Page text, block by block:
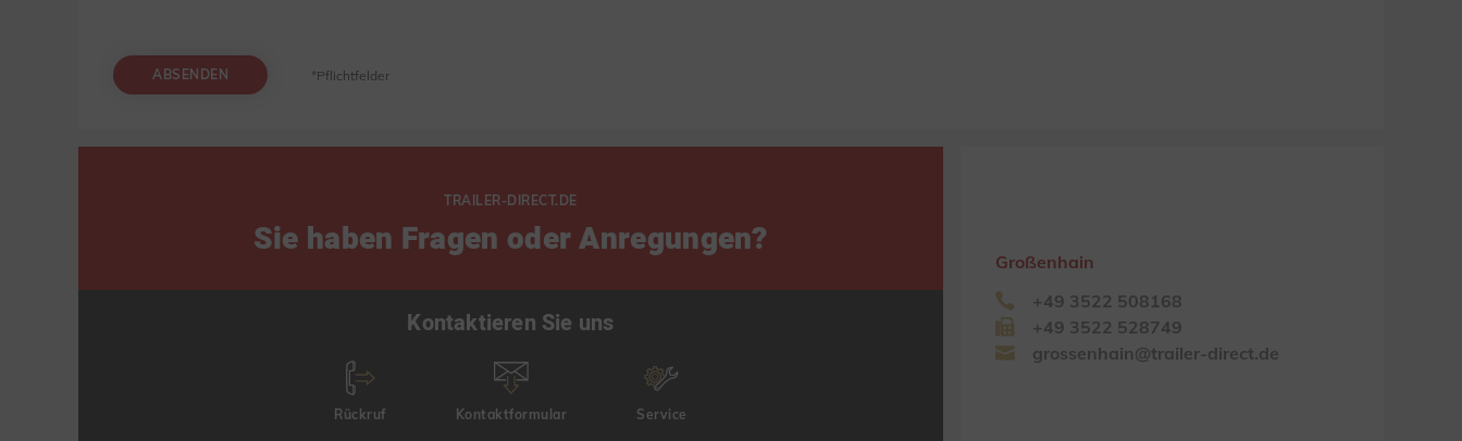
ABSENDEN *Pflichtfelder
TRAILER-DIRECT.DE
Sie haben Fragen oder Anregungen?
Kontaktieren Sie uns
Rückruf Kontaktformular Service
Großenhain
+49 3522 508168
+49 3522 528749
grossenhain@trailer-direct.de